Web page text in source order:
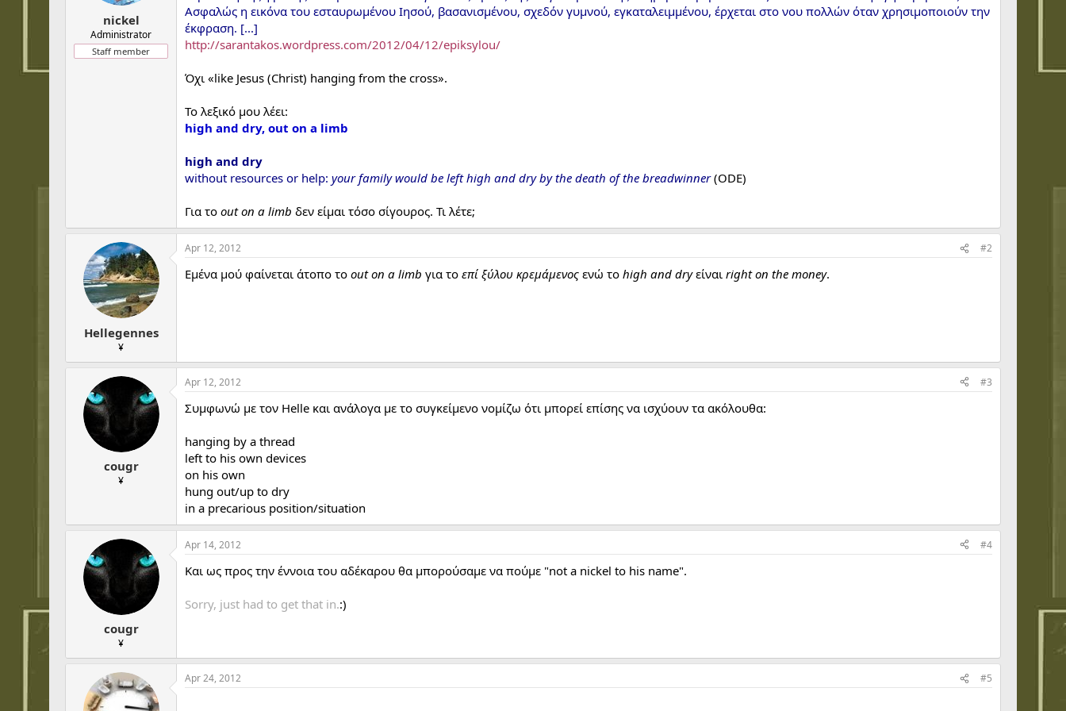
t
e
e
nickel
Administrator
Staff member
Ασφαλώς η εικόνα του εσταυρωμένου Ιησού, βασανισμένου, σχεδόν γυμνού, εγκαταλειμμένου, έρχεται στο νου πολλών όταν χρησιμοποιούν την
έκφραση. [...]
http://sarantakos.wordpress.com/2012/04/12/epiksylou/
Όχι «like Jesus (Christ) hanging from the cross».
Το λεξικό μου λέει:
high and dry, out on a limb
high and dry
without resources or help: your family would be left high and dry by the death of the breadwinner(ODE)
Για το out on a limb δεν είμαι τόσο σίγουρος. Τι λέτε;
Hellegennes
¥
Apr 12, 2012 #2
Εμένα μού φαίνεται άτοπο το out on a limb για το επί ξύλου κρεμάμενος ενώ το high and dryείναι right on the money.
cougr
¥
Apr 12, 2012 #3
Συμφωνώ με τον Helle και ανάλογα με το συγκείμενο νομίζω ότι μπορεί επίσης να ισχύουν τα ακόλουθα:
hanging by a thread
left to his own devices
on his own
hung out/up to dry
in a precarious position/situation
cougr
¥
Apr 14, 2012 #4
Και ως προς την έννοια του αδέκαρου θα μπορούσαμε να πούμε "not a nickel to his name".
Sorry, just had to get that in.:)
Apr 24, 2012 #5